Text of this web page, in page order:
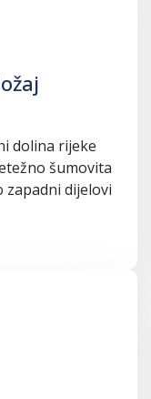
dolina rijeke
šumovita
zapadni dijelovi